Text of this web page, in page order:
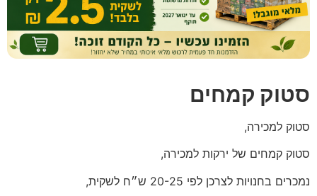
סטוק קמחים
סטוק למכירה,
סטוק קמחים של ירקות למכירה,
נמכרים בחנויות לצרכן לפי 20-25 ש״ח לשקית,